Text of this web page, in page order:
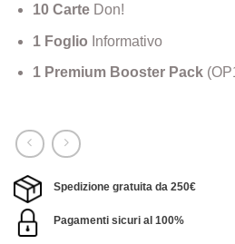
10 CarteDon!
1 Foglio Informativo
1 Premium Booster Pack
Spedizione gratuita da 250€
Pagamenti sicuri al 100%